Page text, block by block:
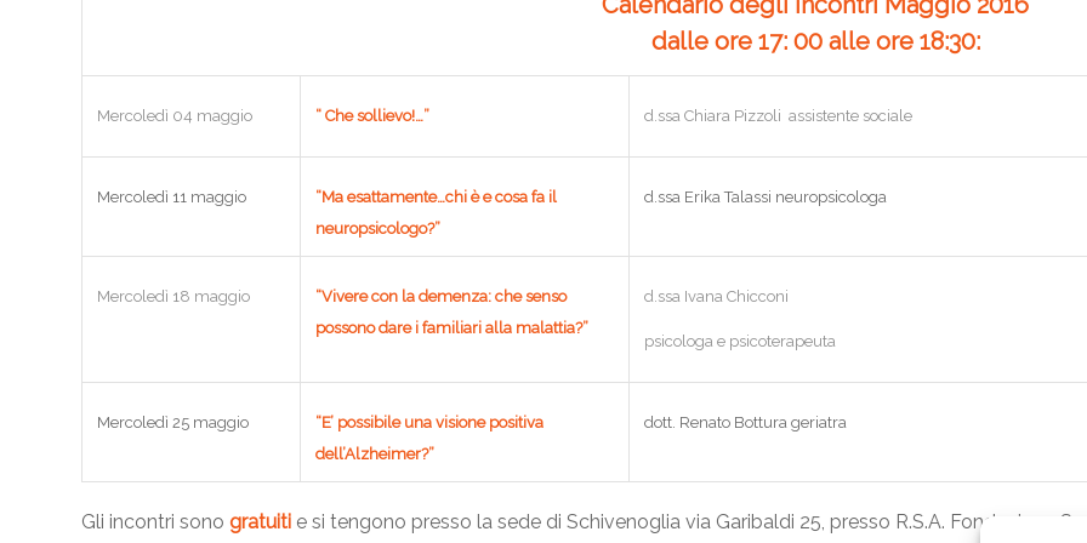
dalle ore 17: 00 alle ore 18:30:
Mercoledì 04 maggio “ Che sollievo!…” d.ssa Chiara Pizzoli assistente sociale
Mercoledì 11 maggio
“Ma esattamente…chi è e cosa fa il
neuropsicologo?”
d.ssa Erika Talassi neuropsicologa
Mercoledì 18 maggio
“Vivere con la demenza: che senso
possono dare i familiari alla malattia?”
d.ssa Ivana Chicconi
psicologa e psicoterapeuta
Mercoledì 25 maggio
“E’ possibile una visione positiva
dell’Alzheimer?”
dott. Renato Bottura geriatra
Gli incontri sono gratuiti e si tengono presso la sede di Schivenoglia via Garibaldi 25, presso R.S.A. Fondazione